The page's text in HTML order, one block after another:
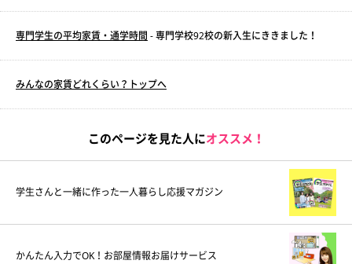
専門学生の平均家賃・通学時間 - 専門学校92校の新入生にききました！
みんなの家賃どれくらい？トップへ
このページを見た人にオススメ！
学生さんと一緒に作った一人暮らし応援マガジン
かんたん入力でOK！お部屋情報お届けサービス